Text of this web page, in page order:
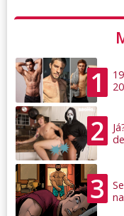
1
2
3